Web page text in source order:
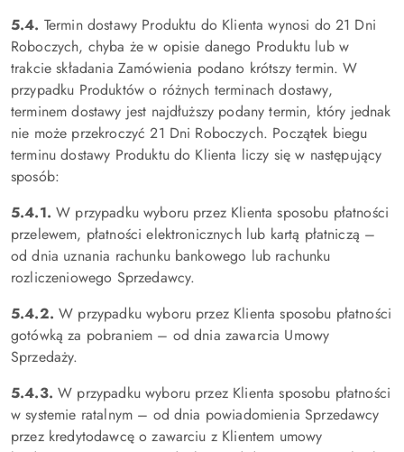
5.4. Termin dostawy Produktu do Klienta wynosi do 21 Dni
Roboczych, chyba że w opisie danego Produktu lub w
trakcie składania Zamówienia podano krótszy termin. W
przypadku Produktów o różnych terminach dostawy,
terminem dostawy jest najdłuższy podany termin, który jednak
nie może przekroczyć 21 Dni Roboczych. Początek biegu
terminu dostawy Produktu do Klienta liczy się w następujący
sposób:
5.4.1. W przypadku wyboru przez Klienta sposobu płatności
przelewem, płatności elektronicznych lub kartą płatniczą –
od dnia uznania rachunku bankowego lub rachunku
rozliczeniowego Sprzedawcy.
5.4.2. W przypadku wyboru przez Klienta sposobu płatności
gotówką za pobraniem – od dnia zawarcia Umowy
Sprzedaży.
5.4.3. W przypadku wyboru przez Klienta sposobu płatności
w systemie ratalnym – od dnia powiadomienia Sprzedawcy
przez kredytodawcę o zawarciu z Klientem umowy